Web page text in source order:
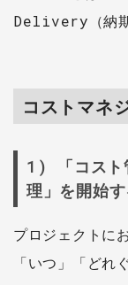
Delivery（納期
コストマネ
1) 「コスト
理」を開始す
プロジェクトに
「いつ」「どれ